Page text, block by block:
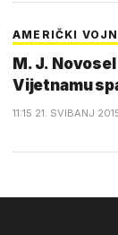
AMERIČKI
M. J.
Vijetnamu
11:15 21. SVIBANJ